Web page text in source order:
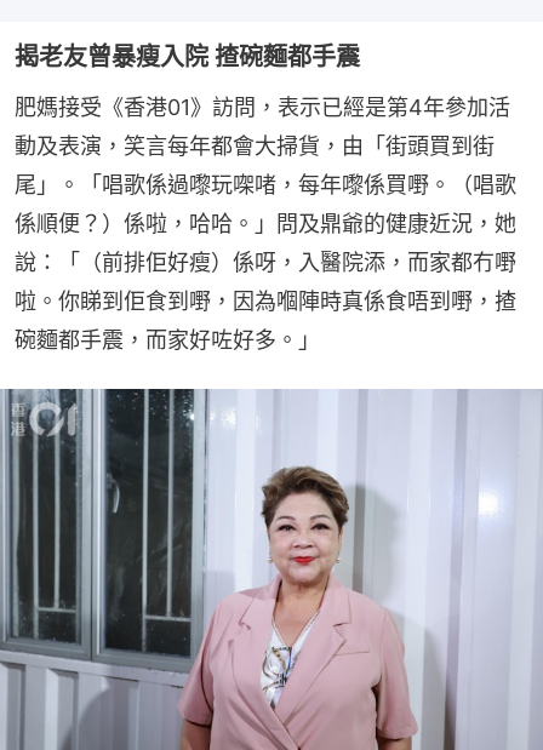
揭老友曾暴瘦入院 揸碗麵都手震
肥媽接受《香港01》訪問，表示已經是第4年參加活
動及表演，笑言每年都會大掃貨，由「街頭買到街
尾」。「唱歌係過嚟玩㗎啫，每年嚟係買嘢。（唱歌
係順便？）係啦，哈哈。」問及鼎爺的健康近況，她
說：「（前排佢好瘦）係呀，入醫院添，而家都冇嘢
啦。你睇到佢食到嘢，因為嗰陣時真係食唔到嘢，揸
碗麵都手震，而家好咗好多。」